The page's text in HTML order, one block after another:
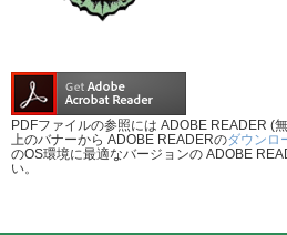
PDFファイルの参照には ADOBE READER (
上のバナーから ADOBE READERのダウンロ
のOS環境に最適なバージョンの ADOBE
い。